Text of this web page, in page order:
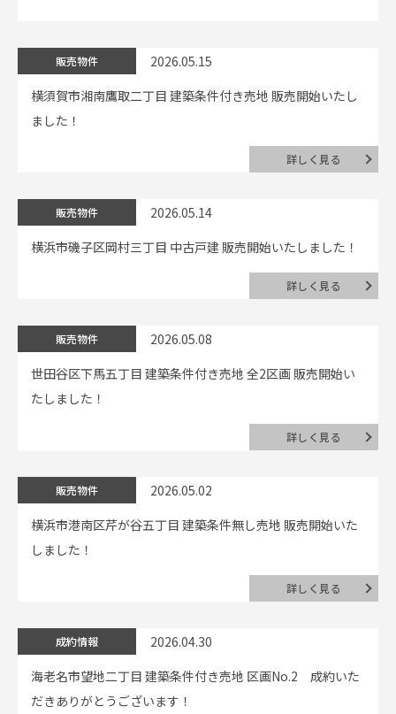
販売物件
2026.05.15
横須賀市湘南鷹取二丁目 建築条件付き売地 販売開始いたし
ました！
詳しく見る
販売物件
2026.05.14
横浜市磯子区岡村三丁目 中古戸建 販売開始いたしました！
詳しく見る
販売物件
2026.05.08
世田谷区下馬五丁目 建築条件付き売地 全2区画 販売開始い
たしました！
詳しく見る
販売物件
2026.05.02
横浜市港南区芹が谷五丁目 建築条件無し売地 販売開始いた
しました！
詳しく見る
成約情報
2026.04.30
海老名市望地二丁目 建築条件付き売地 区画No.2 成約いた
だきありがとうございます！